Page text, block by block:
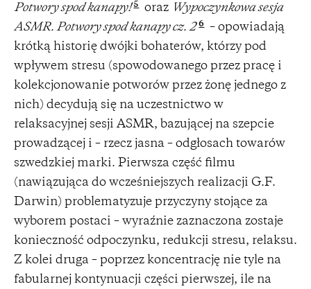
Potwory spod kanapy! 5 oraz Wypoczynkowa sesja
ASMR. Potwory spod kanapy cz. 2 6
– opowiadają
krótką historię dwójki bohaterów, którzy pod
wpływem stresu (spowodowanego przez pracę i
kolekcjonowanie potworów przez żonę jednego z
nich) decydują się na uczestnictwo w
relaksacyjnej sesji ASMR, bazującej na szepcie
prowadzącej i – rzecz jasna – odgłosach towarów
szwedzkiej marki. Pierwsza część filmu
(nawiązująca do wcześniejszych realizacji G.F.
Darwin) problematyzuje przyczyny stojące za
wyborem postaci – wyraźnie zaznaczona zostaje
konieczność odpoczynku, redukcji stresu, relaksu.
Z kolei druga – poprzez koncentrację nie tyle na
fabularnej kontynuacji części pierwszej, ile na